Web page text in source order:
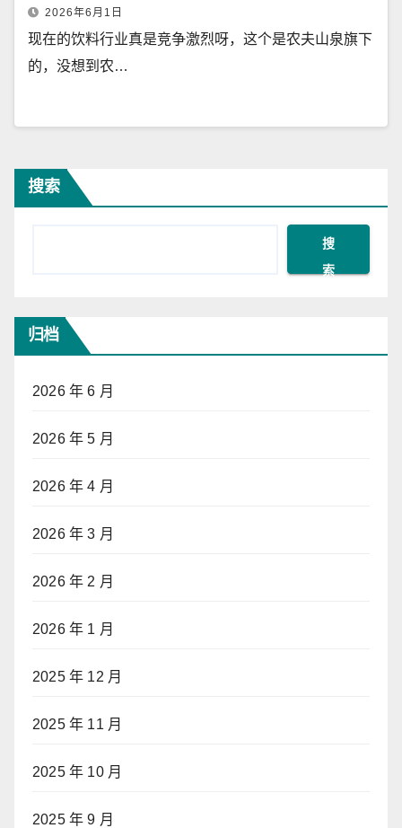
2026年6月1日
现在的饮料行业真是竞争激烈呀，这个是农夫山泉旗下
的，没想到农…
搜索
搜
索
归档
2026 年 6 月
2026 年 5 月
2026 年 4 月
2026 年 3 月
2026 年 2 月
2026 年 1 月
2025 年 12 月
2025 年 11 月
2025 年 10 月
2025 年 9 月